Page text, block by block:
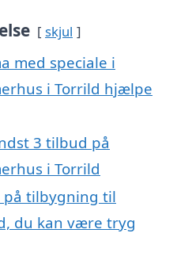
skjul
med speciale i
i Torrild hjælpe
3 tilbud på
i Torrild
på tilbygning til
du kan være tryg